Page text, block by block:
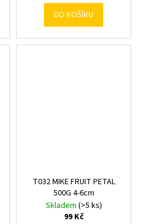
DO KOŠÍKU
T032 MIKE FRUIT PETAL
500G 4-6cm
Skladem (>5 ks)
99 Kč